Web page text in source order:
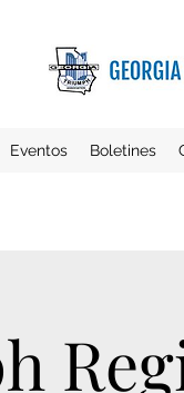
Eventos Boletines